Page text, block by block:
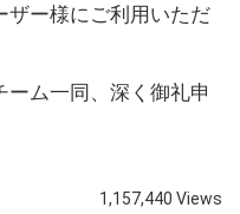
ザー様にご利用いただ
ーム一同、深く御礼申
1,157,440 Views